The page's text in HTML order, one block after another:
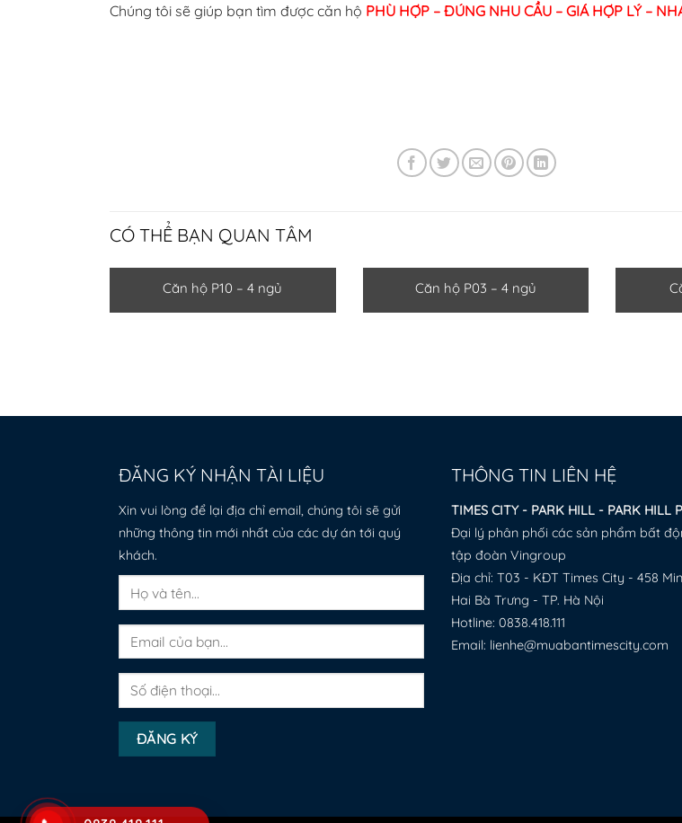
Chúng tôi sẽ giúp bạn tìm được căn hộ PHÙ HỢP – ĐÚNG NHU CẦU – GIÁ HỢP LÝ –
CÓ THỂ BẠN QUAN TÂM
Căn hộ P10 – 4 ngủ Căn hộ P03 – 4 ngủ
ĐĂNG KÝ NHẬN TÀI LIỆU
Xin vui lòng để lại địa chỉ email, chúng tôi sẽ gửi
những thông tin mới nhất của các dự án tới quý
khách.
THÔNG TIN LIÊN HỆ
TIMES CITY - PARK HILL - PARK HILL
Đại lý phân phối các sản phẩm bất
tập đoàn Vingroup
Địa chỉ: T03 - KĐT Times City - 458
Hai Bà Trưng - TP. Hà Nội
Hotline: 0838.418.111
Email: lienhe@muabantimescity.com